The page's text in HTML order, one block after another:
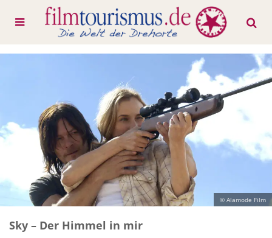
© Alamode Film
Sky – Der Himmel in mir